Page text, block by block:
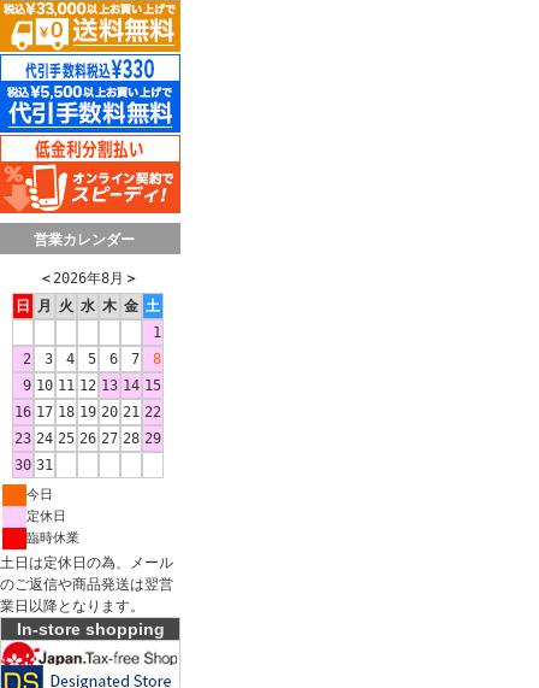
営業カレンダー
＜ 2026年8月 ＞
日
月 火 水 木 金 土
1
2
3 4 5 6 7
8
9 10 11 12 13 14 15
16 17 18 19 20 21 22
23 24 25 26 27 28 29
30 31
今日
定休日
臨時休業
土日は定休日の為、メール
のご返信や商品発送は翌営
業日以降となります。
In-store shopping